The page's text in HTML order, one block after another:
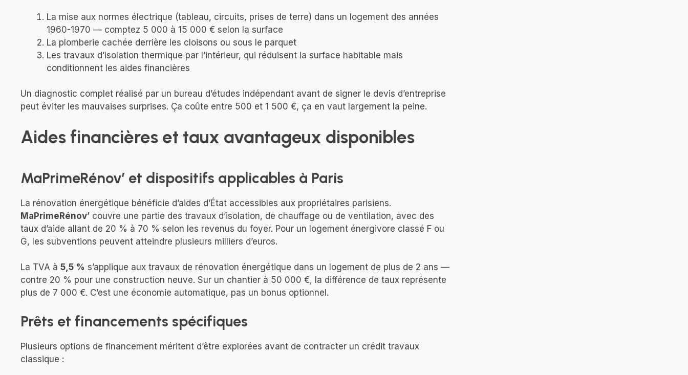
La mise aux normes électrique (tableau, circuits, prises de terre) dans un logement des années
1960-1970 — comptez 5 000 à 15 000 € selon la surface
La plomberie cachée derrière les cloisons ou sous le parquet
Les travaux d’isolation thermique par l’intérieur, qui réduisent la surface habitable mais
conditionnent les aides financières
Un diagnostic complet réalisé par un bureau d’études indépendant avant de signer le devis d’entreprise
peut éviter les mauvaises surprises. Ça coûte entre 500 et 1 500 €, ça en vaut largement la peine.
Aides financières et taux avantageux disponibles
MaPrimeRénov’ et dispositifs applicables à Paris
La rénovation énergétique bénéficie d’aides d’État accessibles aux propriétaires parisiens.
MaPrimeRénov’ couvre une partie des travaux d’isolation, de chauffage ou de ventilation, avec des
taux d’aide allant de 20 % à 70 % selon les revenus du foyer. Pour un logement énergivore classé F ou
G, les subventions peuvent atteindre plusieurs milliers d’euros.
La TVA à 5,5 % s’applique aux travaux de rénovation énergétique dans un logement de plus de 2 ans —
contre 20 % pour une construction neuve. Sur un chantier à 50 000 €, la différence de taux représente
plus de 7 000 €. C’est une économie automatique, pas un bonus optionnel.
Prêts et financements spécifiques
Plusieurs options de financement méritent d’être explorées avant de contracter un crédit travaux
classique :